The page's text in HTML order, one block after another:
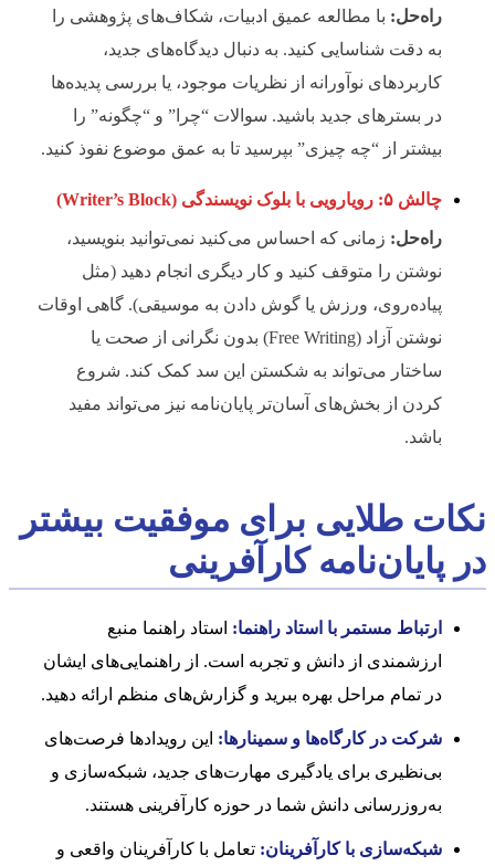
راه‌حل: با مطالعه عمیق ادبیات، شکاف‌های پژوهشی را
به دقت شناسایی کنید. به دنبال دیدگاه‌های جدید،
کاربردهای نوآورانه از نظریات موجود، یا بررسی پدیده‌ها
در بسترهای جدید باشید. سوالات “چرا” و “چگونه” را
بیشتر از “چه چیزی” بپرسید تا به عمق موضوع نفوذ کنید.
چالش ۵: رویارویی با بلوک نویسندگی (Writer’s Block)
راه‌حل: زمانی که احساس می‌کنید نمی‌توانید بنویسید،
نوشتن را متوقف کنید و کار دیگری انجام دهید (مثل
پیاده‌روی، ورزش یا گوش دادن به موسیقی). گاهی اوقات
نوشتن آزاد (Free Writing) بدون نگرانی از صحت یا
ساختار می‌تواند به شکستن این سد کمک کند. شروع
کردن از بخش‌های آسان‌تر پایان‌نامه نیز می‌تواند مفید
باشد.
نکات طلایی برای موفقیت بیشتر
در پایان‌نامه کارآفرینی
ارتباط مستمر با استاد راهنما: استاد راهنما منبع
ارزشمندی از دانش و تجربه است. از راهنمایی‌های ایشان
در تمام مراحل بهره ببرید و گزارش‌های منظم ارائه دهید.
شرکت در کارگاه‌ها و سمینارها: این رویدادها فرصت‌های
بی‌نظیری برای یادگیری مهارت‌های جدید، شبکه‌سازی و
به‌روزرسانی دانش شما در حوزه کارآفرینی هستند.
شبکه‌سازی با کارآفرینان: تعامل با کارآفرینان واقعی و